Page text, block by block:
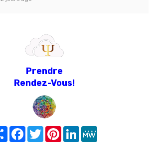
Prendre
Rendez-Vous!
Share FacebookTwitterPinterest
LinkedIn